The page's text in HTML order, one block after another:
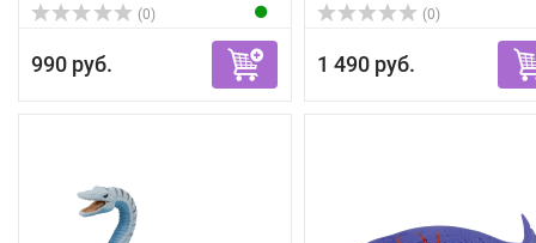
(0)
990 руб.
(0)
1 490 руб.